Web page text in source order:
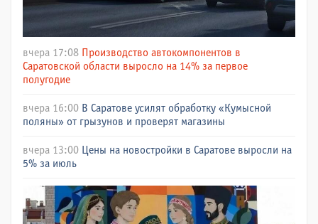
вчера 17:08 Производство автокомпонентов в
Саратовской области выросло на 14% за первое
полугодие
вчера 16:00 В Саратове усилят обработку «Кумысной
поляны» от грызунов и проверят магазины
вчера 13:00 Цены на новостройки в Саратове выросли на
5% за июль